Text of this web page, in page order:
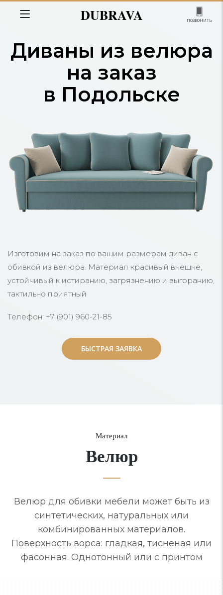
DUBRAVA позвонить
Диваны из велюра
на заказ
в Подольске
Изготовим на заказ по вашим размерам диван с
обивкой из велюра. Материал красивый внешне,
устойчивый к истиранию, загрязнению и выгоранию,
тактильно приятный
Телефон: +7 (901) 960-21-85
БЫСТРАЯ ЗАЯВКА
БЫСТРАЯ ЗАЯВКА
Материал
Велюр
Велюр для обивки мебели может быть из
синтетических, натуральных или
комбинированных материалов.
Поверхность ворса: гладкая, тисненая или
фасонная. Однотонный или с принтом